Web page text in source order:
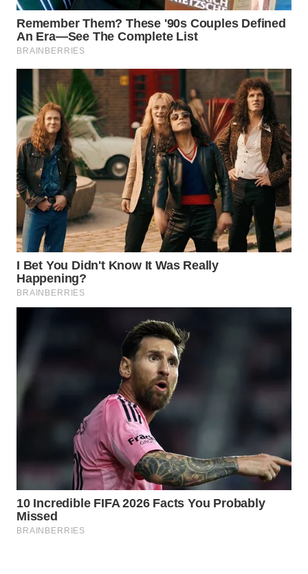
WAHANA
TRAVEL
WAHANA
TV
WAHANANEWS
ID
WAHANANEWS
CO ID
WAHANANEWS
NET
WAHANA
SPORT
WAHANA
OTOMOTIF
WAHANA
HEALTH